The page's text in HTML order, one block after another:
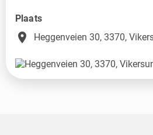
Plaats
place Heggenveien 30, 3370,